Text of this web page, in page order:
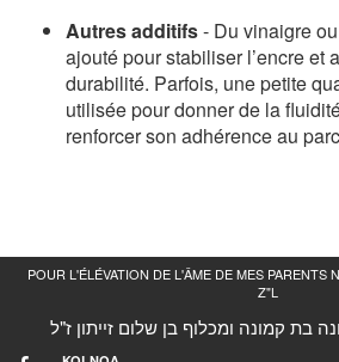
Autres additifs- Du vinaigre
ajouté pour stabiliser l’encre et
durabilité. Parfois, une petite
utilisée pour donner de la
renforcer son adhérence au
POUR L'ÉLÉVATION DE L'ÂME DE MES PARENTS
Z"L
בת קמונה ומכלוף בן שלום זייתון ז"ל